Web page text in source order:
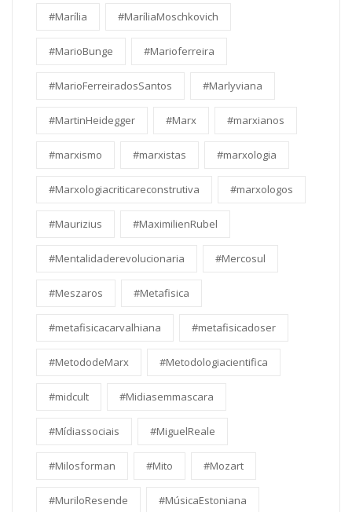
#Marília #MaríliaMoschkovich
#MarioBunge #Marioferreira
#MarioFerreiradosSantos #Marlyviana
#MartinHeidegger #Marx #marxianos
#marxismo #marxistas #marxologia
#Marxologiacriticareconstrutiva #marxologos
#Maurizius #MaximilienRubel
#Mentalidaderevolucionaria #Mercosul
#Meszaros #Metafisica
#metafisicacarvalhiana #metafisicadoser
#MetododeMarx #Metodologiacientifica
#midcult #Midiasemmascara
#Mídiassociais #MiguelReale
#Milosforman #Mito #Mozart
#MuriloResende #MúsicaEstoniana